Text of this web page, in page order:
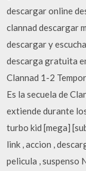
descargar online
clannad descargar
descargar y
descarga gratuita
Clannad 1-2
Es la secuela de
extiende durante
turbo kid [mega]
link , accion ,
pelicula , suspenso